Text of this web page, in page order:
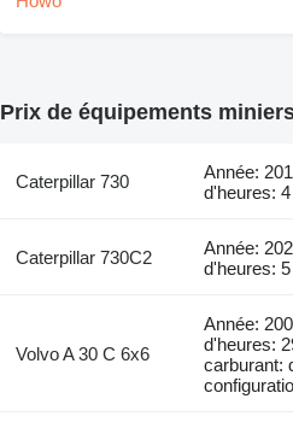
Prix de équipements
Caterpillar 730
Année:
d'heures:
Caterpillar 730C2
Année:
d'heures:
Volvo A 30 C 6x6
Année:
d'heures:
carburant: